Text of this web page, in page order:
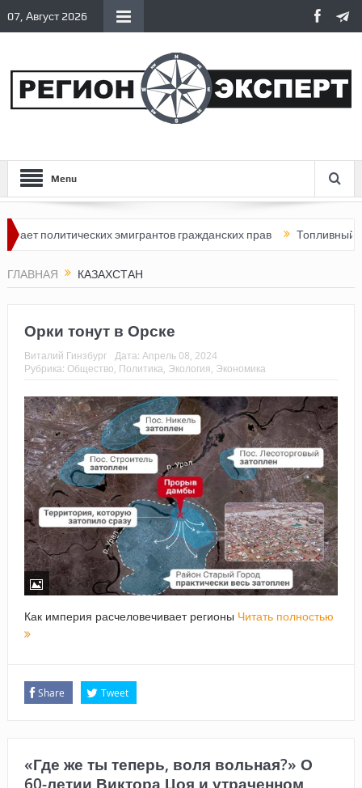
07, Август 2026
Menu
эмигрантов гражданских прав Топливный кризис
ГЛАВНАЯ КАЗАХСТАН
Орки тонут в Орске
Виталий Гинзбург Дата: Апрель 08, 2024
Рубрика: Общество Политика Экология Экономика
Как империя расчеловечивает регионы Читать полностью
Share Tweet
«Где же ты теперь, воля вольная?» О